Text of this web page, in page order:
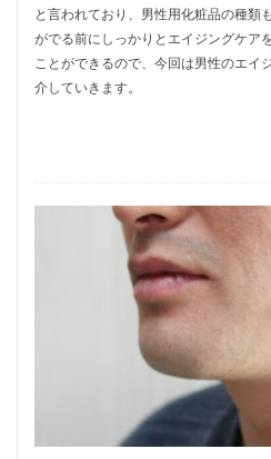
と言われており、男性用化粧品の種類
がでる前にしっかりとエイジングケア
ことができるので、今回は男性のエイ
介していきます。